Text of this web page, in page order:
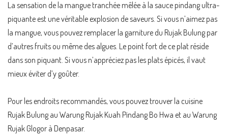
La sensation de la mangue tranchée mêlée à la sauce pindang ultra-
piquante est une véritable explosion de saveurs. Si vous n’aimez pas
la mangue, vous pouvez remplacer la garniture du Rujak Bulung par
d’autres fruits ou même des algues. Le point fort de ce plat réside
dans son piquant. Si vous n’appréciez pas les plats épicés, il vaut
mieux éviter d’y goûter.
Pour les endroits recommandés, vous pouvez trouver la cuisine
Rujak Bulung au Warung Rujak Kuah Pindang Bo Hwa et au Warung
Rujak Glogor à Denpasar.